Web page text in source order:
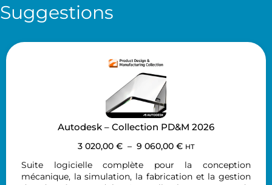
Suggestions
Autodesk – Collection PD&M 2026
3 020,00 € – 9 060,00 € HT
Suite logicielle complète pour la conception
mécanique, la simulation, la fabrication et la gestion